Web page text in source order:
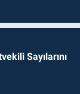
Sayılarını